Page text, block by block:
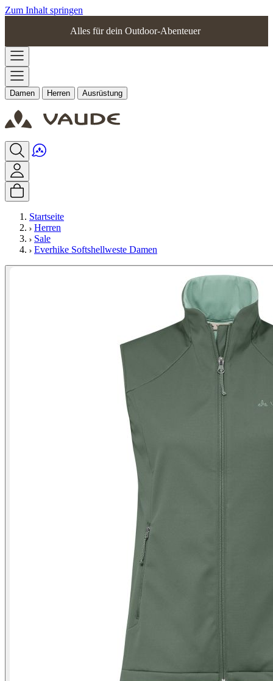
Zum Inhalt springen
Alles für dein Outdoor-Abenteuer
Damen Herren Ausrüstung
Startseite
Herren
Sale
Everhike Softshellweste Damen